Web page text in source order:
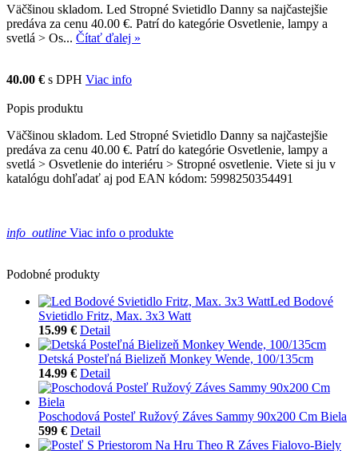
Väčšinou skladom. Led Stropné Svietidlo Danny sa najčastejšie
predáva za cenu 40.00 €. Patrí do kategórie Osvetlenie, lampy a
svetlá > Os... Čítať ďalej »
40.00 € s DPH Viac info
Popis produktu
Väčšinou skladom. Led Stropné Svietidlo Danny sa najčastejšie
predáva za cenu 40.00 €. Patrí do kategórie Osvetlenie, lampy a
svetlá > Osvetlenie do interiéru > Stropné osvetlenie. Viete si ju v
katalógu dohľadať aj pod EAN kódom: 5998250354491
info_outline Viac info o produkte
Podobné produkty
Led Bodové
Svietidlo Fritz, Max. 3x3 Watt
15.99 € Detail
Detská Posteľná Bielizeň Monkey Wende, 100/135cm
14.99 € Detail
Poschodová Posteľ Ružový Záves Sammy 90x200 Cm Biela
599 € Detail